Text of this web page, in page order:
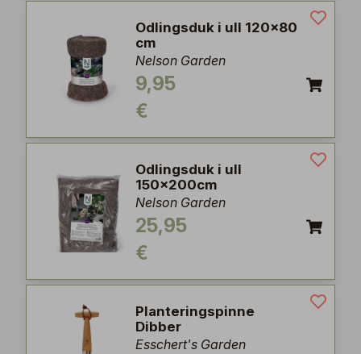
Odlingsduk i ull 120x80
cm
Nelson Garden
9,95
€
Odlingsduk i ull
150x200cm
Nelson Garden
25,95
€
Planteringspinne
Dibber
Esschert's Garden